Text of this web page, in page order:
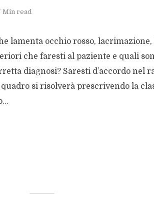
Min read
lamenta occhio rosso,
che faresti al paziente e quali
diagnosi? Saresti d’accordo nel
si risolverà prescrivendo la